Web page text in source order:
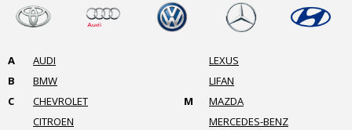
A
AUDI
B
BMW
C
CHEVROLET
CITROEN
LEXUS
LIFAN
M
MAZDA
MERCEDES-BENZ